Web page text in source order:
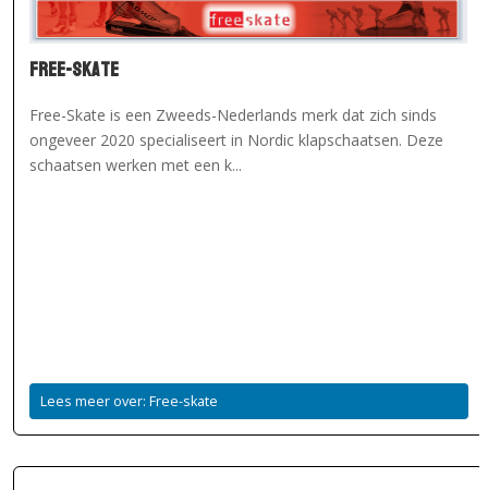
Free-skate
Free-Skate is een Zweeds-Nederlands merk dat zich sinds
ongeveer 2020 specialiseert in Nordic klapschaatsen. Deze
schaatsen werken met een k...
Lees meer over: Free-skate